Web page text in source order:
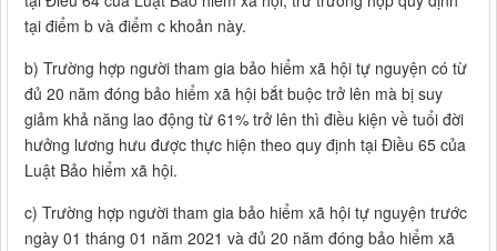
tại điểm b và điểm c khoản này.
b) Trường hợp người tham gia bảo hiểm xã hội tự nguyện có từ
đủ 20 năm đóng bảo hiểm xã hội bắt buộc trở lên mà bị suy
giảm khả năng lao động từ 61% trở lên thì điều kiện về tuổi đời
hưởng lương hưu được thực hiện theo quy định tại Điều 65 của
Luật Bảo hiểm xã hội.
c) Trường hợp người tham gia bảo hiểm xã hội tự nguyện trước
ngày 01 tháng 01 năm 2021 và đủ 20 năm đóng bảo hiểm xã